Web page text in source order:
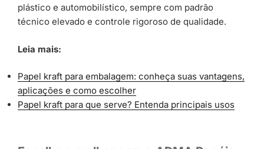
plástico e automobilístico, sempre com padrão
técnico elevado e controle rigoroso de qualidade.
Leia mais:
Papel kraft para embalagem: conheça suas vantagens,
aplicações e como escolher
Papel kraft para que serve? Entenda principais usos